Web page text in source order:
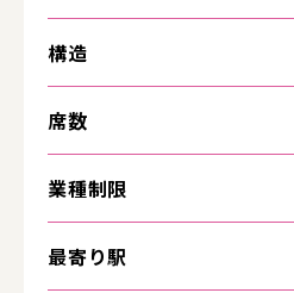
構造
席数
業種制限
最寄り駅